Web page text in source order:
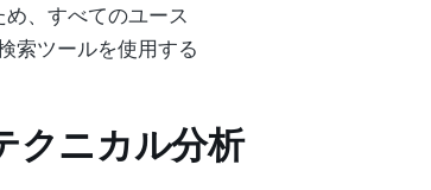
、すべてのユース
索ツールを使用する
クニカル分析